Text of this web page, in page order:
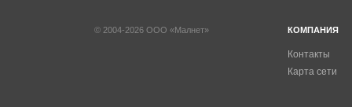
© 2004-2026 ООО «Малнет» КОМПАНИЯ
Контакты
Карта сети